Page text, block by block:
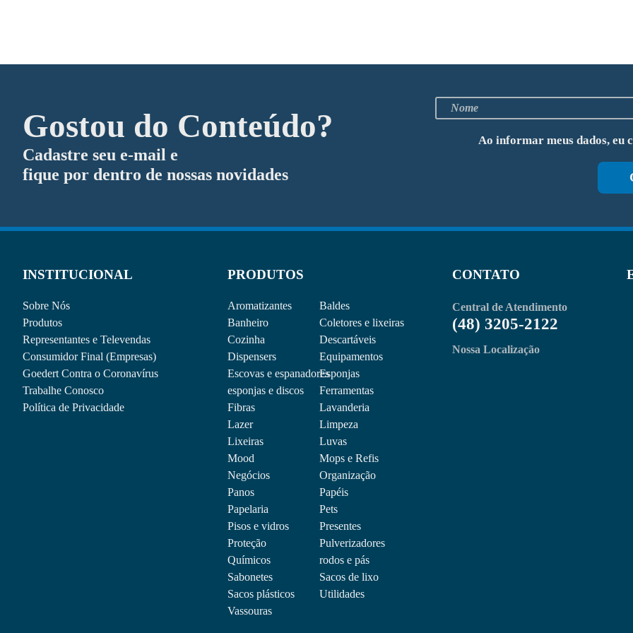
Gostou do Conteúdo?
Cadastre seu e-mail e
fique por dentro de nossas novidades
Ao informar meus dados, eu
INSTITUCIONAL
Sobre Nós
Produtos
Representantes e Televendas
Consumidor Final (Empresas)
Goedert Contra o Coronavírus
Trabalhe Conosco
Política de Privacidade
PRODUTOS
Aromatizantes
Baldes
Banheiro
Coletores e lixeiras
Cozinha
Descartáveis
Dispensers
Equipamentos
Escovas e espanadoresEsponjas
esponjas e discos
Ferramentas
Fibras
Lavanderia
Lazer
Limpeza
Lixeiras
Luvas
Mood
Mops e Refis
Negócios
Organização
Panos
Papéis
Papelaria
Pets
Pisos e vidros
Presentes
Proteção
Pulverizadores
Químicos
rodos e pás
Sabonetes
Sacos de lixo
Sacos plásticos
Utilidades
Vassouras
CONTATO
Central de Atendimento
(48) 3205-2122
Nossa Localização